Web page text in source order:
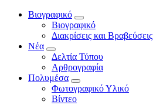
Βιογραφικό
Βιογραφικό
Διακρίσεις και Βραβεύσεις
Νέα
Δελτία Τύπου
Αρθρογραφία
Πολυμέσα
Φωτογραφικό Υλικό
Βίντεο